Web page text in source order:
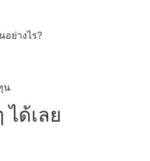
อย่างไร?
น
ด้เลย